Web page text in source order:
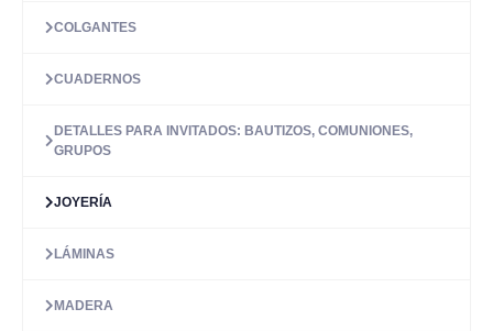
COLGANTES
CUADERNOS
DETALLES PARA INVITADOS: BAUTIZOS, COMUNIONES,
GRUPOS
JOYERÍA
LÁMINAS
MADERA